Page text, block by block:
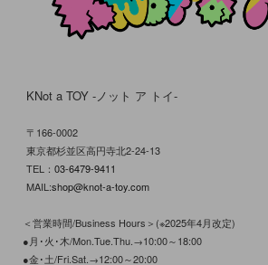
KNot a TOY -ノット ア トイ-
〒166-0002
東京都杉並区高円寺北2-24-13
TEL： 03-6479-9411
MAIL:shop@knot-a-toy.com
＜営業時間/Business Hours＞(※2025年4月改定)
●月･火･木/Mon.Tue.Thu.→10:00～18:00
●金･土/Fri.Sat.→12:00～20:00